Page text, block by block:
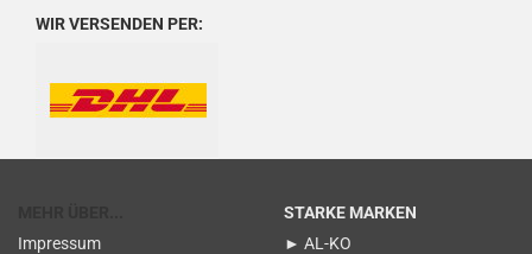
WIR VERSENDEN PER:
Impressum
STARKE MARKEN
► AL-KO